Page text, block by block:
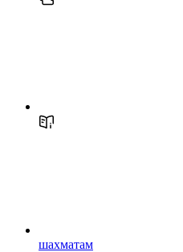
шахматам